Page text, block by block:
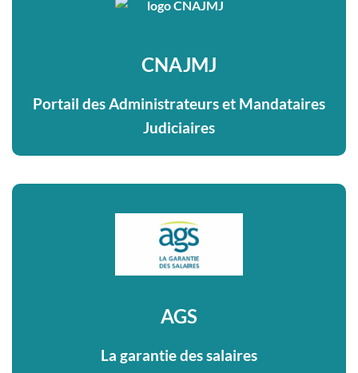
CNAJMJ
Portail des Administrateurs et Mandataires
Judiciaires
AGS
La garantie des salaires